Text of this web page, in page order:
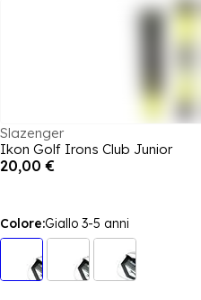
Slazenger
Ikon Golf Irons Club Junior
20,00 €
Colore:Giallo 3-5 anni